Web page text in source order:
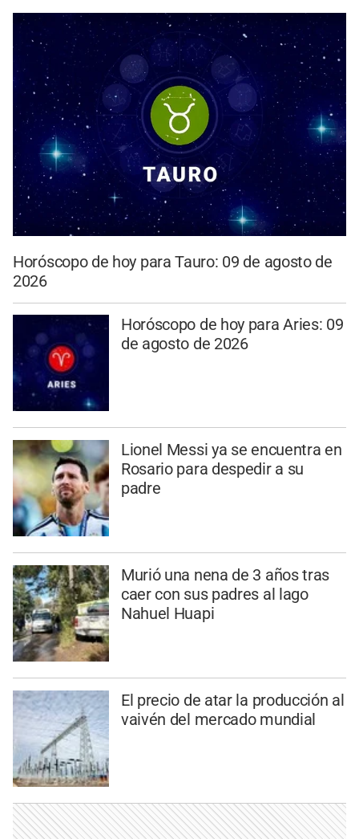
Horóscopo de hoy para Tauro: 09 de agosto de
2026
Horóscopo de hoy para Aries: 09
de agosto de 2026
Lionel Messi ya se encuentra en
Rosario para despedir a su
padre
Murió una nena de 3 años tras
caer con sus padres al lago
Nahuel Huapi
El precio de atar la producción al
vaivén del mercado mundial